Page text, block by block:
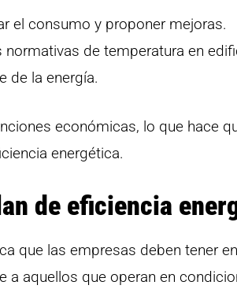
el consumo y proponer mejoras.
de temperatura en
de la energía.
económicas, lo que hace
energética.
de eficiencia
que las empresas deben tener
a aquellos que operan en